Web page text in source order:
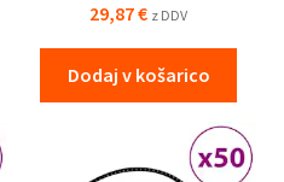
29,87€ z DDV
Dodaj v košarico